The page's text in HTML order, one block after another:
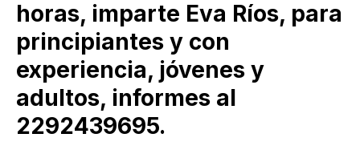
horas, imparte Eva Ríos, para
principiantes y con
experiencia, jóvenes y
adultos, informes al
2292439695.